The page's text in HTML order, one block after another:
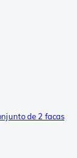
de 2 facas